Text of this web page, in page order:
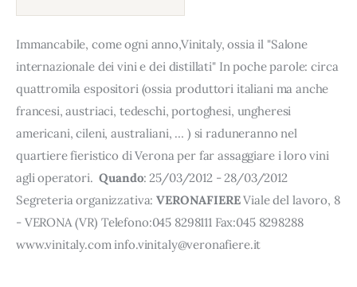
Immancabile, come ogni anno,Vinitaly, ossia il "Salone
internazionale dei vini e dei distillati" In poche parole: circa
quattromila espositori (ossia produttori italiani ma anche
francesi, austriaci, tedeschi, portoghesi, ungheresi
americani, cileni, australiani, … ) si raduneranno nel
quartiere fieristico di Verona per far assaggiare i loro vini
agli operatori.Quando: 25/03/2012 - 28/03/2012
Segreteria organizzativa:VERONAFIEREViale del lavoro, 8
- VERONA (VR) Telefono:045 8298111 Fax:045 8298288
www.vinitaly.com info.vinitaly@veronafiere.it